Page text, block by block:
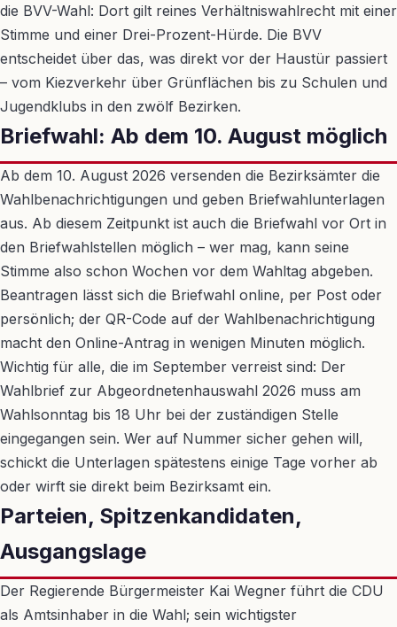
die BVV-Wahl: Dort gilt reines Verhältniswahlrecht mit einer
Stimme und einer Drei-Prozent-Hürde. Die BVV
entscheidet über das, was direkt vor der Haustür passiert
– vom Kiezverkehr über Grünflächen bis zu Schulen und
Jugendklubs in den zwölf Bezirken.
Briefwahl: Ab dem 10. August möglich
Ab dem 10. August 2026 versenden die Bezirksämter die
Wahlbenachrichtigungen und geben Briefwahlunterlagen
aus. Ab diesem Zeitpunkt ist auch die Briefwahl vor Ort in
den Briefwahlstellen möglich – wer mag, kann seine
Stimme also schon Wochen vor dem Wahltag abgeben.
Beantragen lässt sich die Briefwahl online, per Post oder
persönlich; der QR-Code auf der Wahlbenachrichtigung
macht den Online-Antrag in wenigen Minuten möglich.
Wichtig für alle, die im September verreist sind: Der
Wahlbrief zur Abgeordnetenhauswahl 2026 muss am
Wahlsonntag bis 18 Uhr bei der zuständigen Stelle
eingegangen sein. Wer auf Nummer sicher gehen will,
schickt die Unterlagen spätestens einige Tage vorher ab
oder wirft sie direkt beim Bezirksamt ein.
Parteien, Spitzenkandidaten,
Ausgangslage
Der Regierende Bürgermeister Kai Wegner führt die CDU
als Amtsinhaber in die Wahl; sein wichtigster